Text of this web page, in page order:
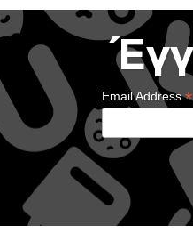
Email Address*